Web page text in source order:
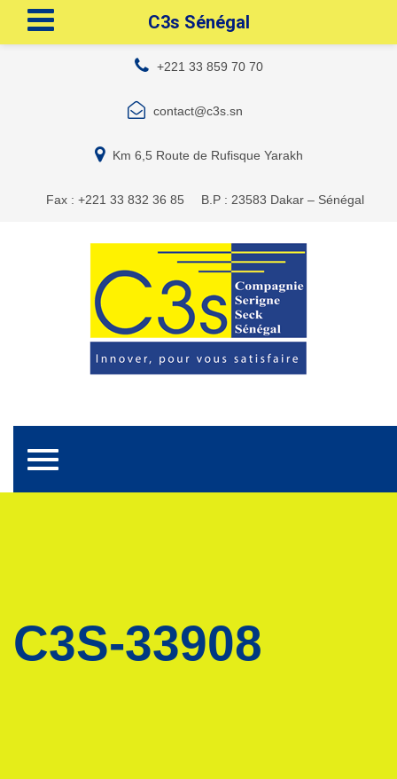
+221 33 859 70 70
contact@c3s.sn
Km 6,5 Route de Rufisque Yarakh
Fax : +221 33 832 36 85 B.P : 23583 Dakar – Sénégal
Toggle navigation
C3S-33908
C3s Sénégal